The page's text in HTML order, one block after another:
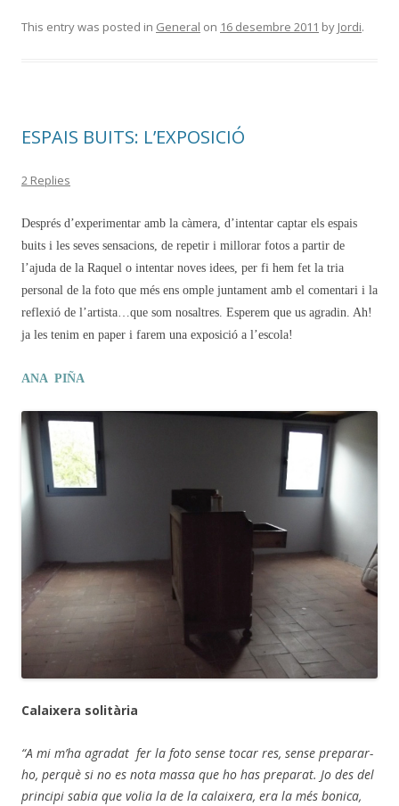
This entry was posted in General on 16 desembre 2011 by Jordi.
ESPAIS BUITS: L’EXPOSICIÓ
2 Replies
Després d’experimentar amb la càmera, d’intentar captar els espais
buits i les seves sensacions, de repetir i millorar fotos a partir de
l’ajuda de la Raquel o intentar noves idees, per fi hem fet la tria
personal de la foto que més ens omple juntament amb el comentari i la
reflexió de l’artista…que som nosaltres. Esperem que us agradin. Ah!
ja les tenim en paper i farem una exposició a l’escola!
ANA PIÑA
Calaixera solitària
“A mi m’ha agradat fer la foto sense tocar res, sense preparar-
ho, perquè si no es nota massa que ho has preparat. Jo des del
principi sabia que volia la de la calaixera, era la més bonica,